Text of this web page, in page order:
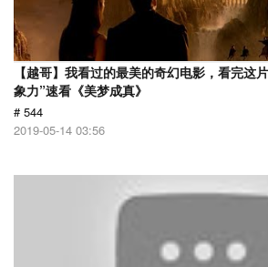
【越哥】我看过的最美的奇幻电影，看完这
象力”速看《美梦成真》
# 544
2019-05-14 03:56